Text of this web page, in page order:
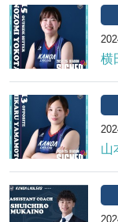
横
山